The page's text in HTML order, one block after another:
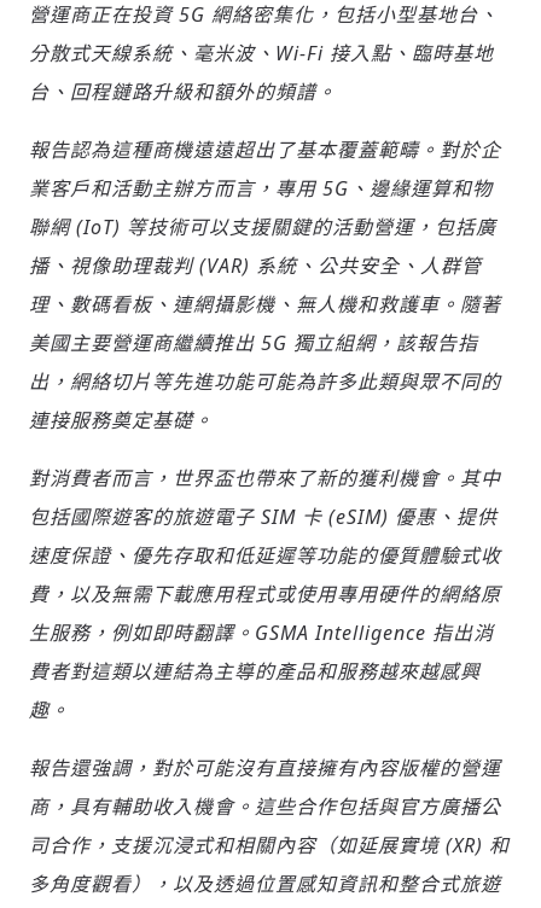
歡迎您加入《旭時報》
(十分鐘內有效)
驗證
營運商正在投資5G 網絡密集化，包括小型基地台、
分散式天線系統、毫米波、 Wi-Fi 接入點、臨時基地
台、回程鏈路升級和額外的頻譜。
報告認為這種商機遠遠超出了基本覆蓋範疇。對於企
業客戶和活動主辦方而言，專用 5G 、邊緣運算和物
聯網(IoT) 等技術可以支援關鍵的活動營運，包括廣
播、視像助理裁判(VAR) 系統、公共安全、人群管
理、數碼看板、連網攝影機、無人機和救護車。隨著
美國主要營運商繼續推出 5G 獨立組網，該報告指
出，網絡切片等先進功能可能為許多此類與眾不同的
連接服務奠定基礎。
對消費者而言，世界盃也帶來了新的獲利機會。其中
包括國際遊客的旅遊電子 SIM 卡 (eSIM) 優惠、提供
速度保證、優先存取和低延遲等功能的優質體驗式收
費，以及無需下載應用程式或使用專用硬件的網絡原
生服務，例如即時翻譯。 GSMA Intelligence 指出消
費者對這類以連結為主導的產品和服務越來越感興
趣。
報告還強調，對於可能沒有直接擁有內容版權的營運
商，具有輔助收入機會。這些合作包括與官方廣播公
司合作，支援沉浸式和相關內容（如延展實境(XR) 和
多角度觀看），以及透過位置感知資訊和整合式旅遊